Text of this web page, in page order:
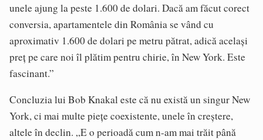
unele ajung la peste 1.600 de dolari. Dacă am făcut corect
conversia, apartamentele din România se vând cu
aproximativ 1.600 de dolari pe metru pătrat, adică același
preț pe care noi îl plătim pentru chirie, în New York. Este
fascinant.”
Concluzia lui Bob Knakal este că nu există un singur New
York, ci mai multe piețe coexistente, unele în creștere,
altele în declin. „E o perioadă cum n-am mai trăit până